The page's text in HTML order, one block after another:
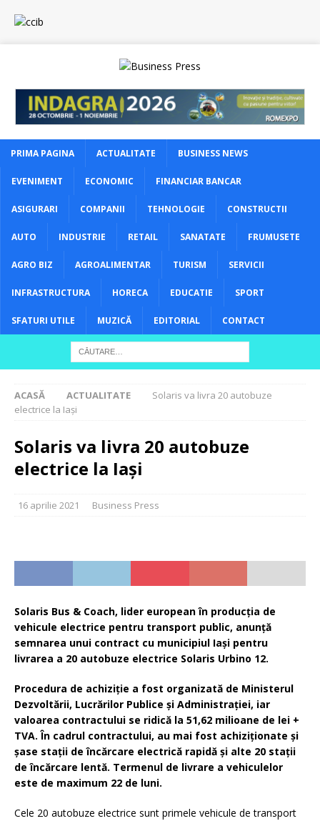
PRIMA PAGINA ACTUALITATE BUSINESS NEWS
EVENIMENT ECONOMIC FINANCIAR BANCAR
ASIGURARI COMPANII TEHNOLOGIE CONSTRUCTII
AUTO INDUSTRIE RETAIL SANATATE FRUMUSETE
AGRO BIZ AGROALIMENTAR TURISM SERVICII
INFRASTRUCTURA HORECA EDUCATIE SPORT
SFATURI UTILE MUZICĂ EDITORIAL CONTACT
ACASĂ ACTUALITATE
Solaris va livra 20 autobuze
electrice la Iași
Solaris va livra 20 autobuze
electrice la Iași
16 aprilie 2021 Business Press
Solaris Bus & Coach, lider european în producția de
vehicule electrice pentru transport public, anunță
semnarea unui contract cu municipiul Iași pentru
livrarea a 20 autobuze electrice Solaris Urbino 12.
Procedura de achiziție a fost organizată de Ministerul
Dezvoltării, Lucrărilor Publice și Administrației, iar
valoarea contractului se ridică la 51,62 milioane de lei +
TVA. În cadrul contractului, au mai fost achiziționate și
șase stații de încărcare electrică rapidă și alte 20 stații
de încărcare lentă. Termenul de livrare a vehiculelor
este de maximum 22 de luni.
Cele 20 autobuze electrice sunt primele vehicule de transport